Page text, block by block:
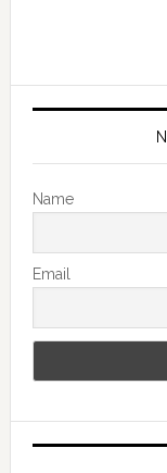
Name
Email